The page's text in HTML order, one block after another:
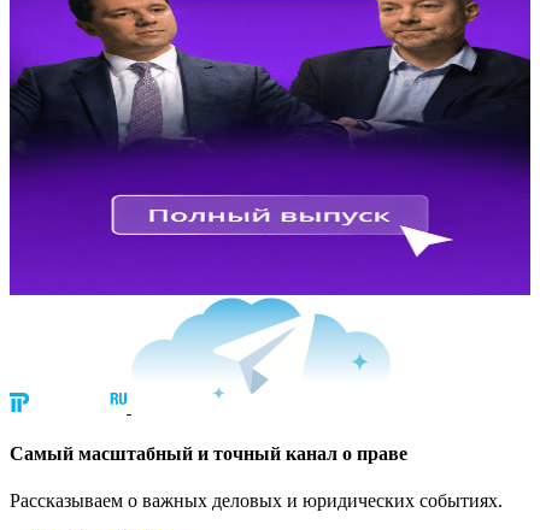
Cамый масштабный и точный канал о праве
Рассказываем о важных деловых и юридических событиях.